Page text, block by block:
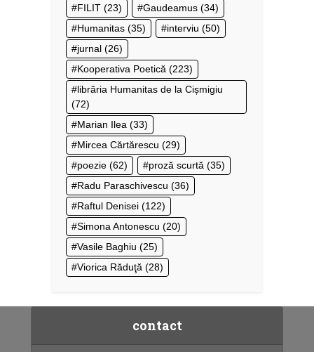
FILIT (23) Gaudeamus (34)
Humanitas (35) interviu (50)
jurnal (26)
Kooperativa Poetică (223)
librăria Humanitas de la Cișmigiu
(72)
Marian Ilea (33)
Mircea Cărtărescu (29)
poezie (62) proză scurtă (35)
Radu Paraschivescu (36)
Raftul Denisei (122)
Simona Antonescu (20)
Vasile Baghiu (25)
Viorica Răduţă (28)
contact